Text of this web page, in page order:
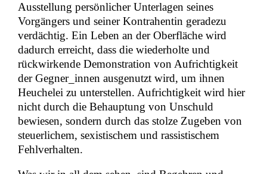
Ausstellung persönlicher Unterlagen seines
Vorgängers und seiner Kontrahentin geradezu
verdächtig. Ein Leben an der Oberfläche wird
dadurch erreicht, dass die wiederholte und
rückwirkende Demonstration von Aufrichtigkeit
der Gegner_innen ausgenutzt wird, um ihnen
Heuchelei zu unterstellen. Aufrichtigkeit wird hier
nicht durch die Behauptung von Unschuld
bewiesen, sondern durch das stolze Zugeben von
steuerlichem, sexistischem und rassistischem
Fehlverhalten.